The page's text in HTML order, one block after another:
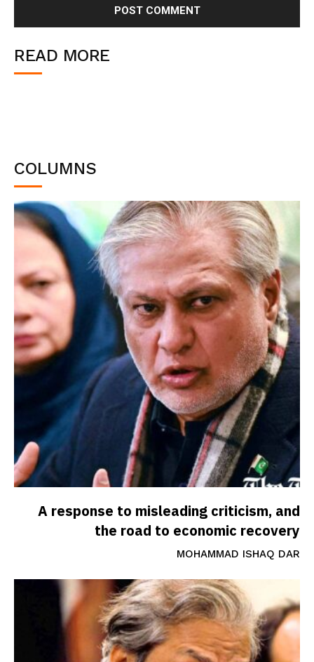
COLUMNS
A response to misleading criticism, and
the road to economic recovery
MOHAMMAD ISHAQ DAR
READ MORE